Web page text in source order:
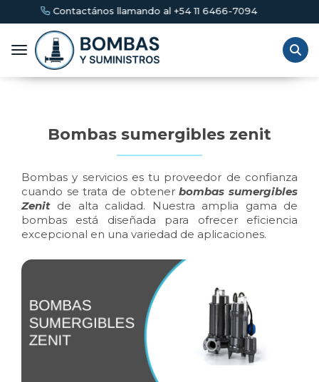
llamando al +54 11 6466-7094
Toggle navigation
Bombas sumergibles zenit
Bombas y servicios es tu proveedor de confianza
cuando se trata de obtenerbombas sumergibles
Zenit de alta calidad. Nuestra amplia gama de
bombas está diseñada para ofrecer eficiencia
excepcional en una variedad de aplicaciones.